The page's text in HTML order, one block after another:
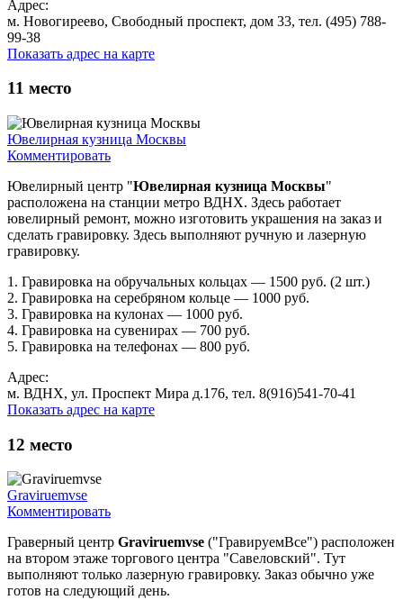
Адрес:
м. Новогиреево, Свободный проспект, дом 33, тел. (495) 788-
99-38
Показать адрес на карте
11 место
Ювелирная кузница Москвы
Комментировать
Ювелирный центр "Ювелирная кузница Москвы"
расположена на станции метро ВДНХ. Здесь работает
ювелирный ремонт, можно изготовить украшения на заказ и
сделать гравировку. Здесь выполняют ручную и лазерную
гравировку.
1. Гравировка на обручальных кольцах — 1500 руб. (2 шт.)
2. Гравировка на серебряном кольце — 1000 руб.
3. Гравировка на кулонах — 1000 руб.
4. Гравировка на сувенирах — 700 руб.
5. Гравировка на телефонах — 800 руб.
Адрес:
м. ВДНХ, ул. Проспект Мира д.176, тел. 8(916)541-70-41
Показать адрес на карте
12 место
Graviruemvse
Комментировать
Граверный центр Graviruemvse ("ГравируемВсе") расположен
на втором этаже торгового центра "Савеловский". Тут
выполняют только лазерную гравировку. Заказ обычно уже
готов на следующий день.